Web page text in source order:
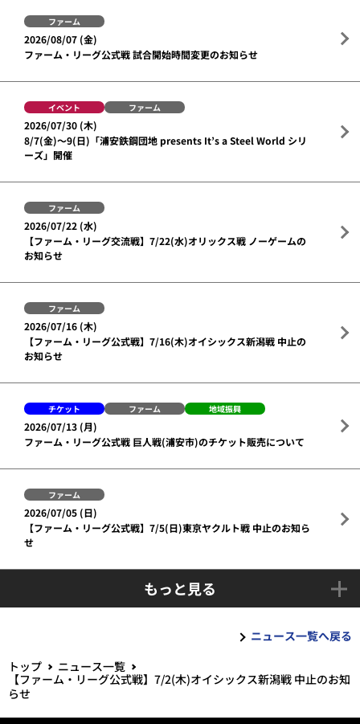
ファーム
2026/08/07 (金)
ファーム・リーグ公式戦 試合開始時間変更のお知らせ
イベント ファーム
2026/07/30 (木)
8/7(金)～9(日)「浦安鉄鋼団地 presents It’s a Steel World シリ
ーズ」開催
ファーム
2026/07/22 (水)
【ファーム・リーグ交流戦】7/22(水)オリックス戦 ノーゲームの
お知らせ
ファーム
2026/07/16 (木)
【ファーム・リーグ公式戦】7/16(木)オイシックス新潟戦 中止の
お知らせ
チケット ファーム 地域振興
2026/07/13 (月)
ファーム・リーグ公式戦 巨人戦(浦安市)のチケット販売について
ファーム
2026/07/05 (日)
【ファーム・リーグ公式戦】7/5(日)東京ヤクルト戦 中止のお知ら
せ
もっと見る
ニュース一覧へ戻る
トップ
ニュース一覧
【ファーム・リーグ公式戦】7/2(木)オイシックス新潟戦 中止のお知
らせ